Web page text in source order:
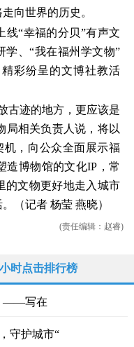
向世界的历史。
线“幸福的分贝”有声文
学、“我在福州学文物”
彩纷呈的文博社教活
古迹的地方，更应该是
局相关负责人说，将以
机，向公众全面展示福
造博物馆的文化IP，常
的文物更好地走入城市
（记者 杨莹 燕晓）
(责任编辑：赵睿)
时点击排行榜
——写在
守护城市“